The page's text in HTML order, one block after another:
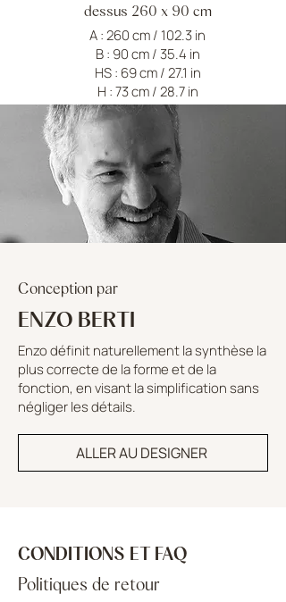
dessus 260 x 90 cm
A : 260 cm / 102.3 in
B : 90 cm / 35.4 in
HS : 69 cm / 27.1 in
H : 73 cm / 28.7 in
Conception par
ENZO BERTI
Enzo définit naturellement la synthèse la
plus correcte de la forme et de la
fonction, en visant la simplification sans
négliger les détails.
ALLER AU DESIGNER
CONDITIONS ET FAQ
Politiques de retour